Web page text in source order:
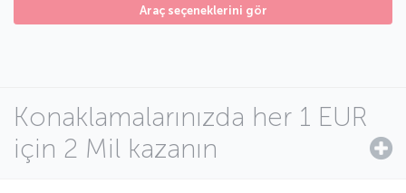
Araç seçeneklerini gör
Konaklamalarınızda her 1 EUR
için 2 Mil kazanın